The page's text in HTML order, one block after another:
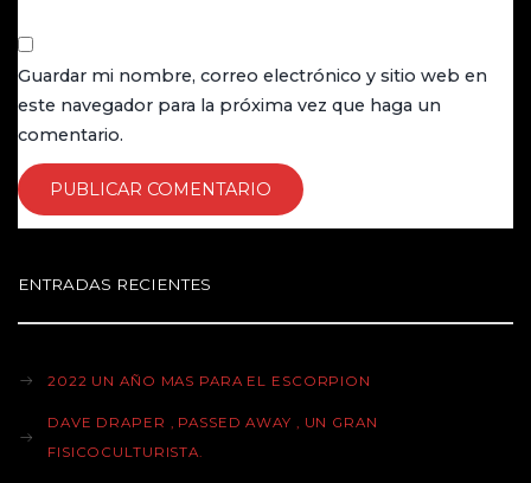
T
I
Guardar mi nombre, correo electrónico y sitio web en
este navegador para la próxima vez que haga un
comentario.
ENTRADAS RECIENTES
2022 UN AÑO MAS PARA EL ESCORPION
DAVE DRAPER , PASSED AWAY , UN GRAN
FISICOCULTURISTA.